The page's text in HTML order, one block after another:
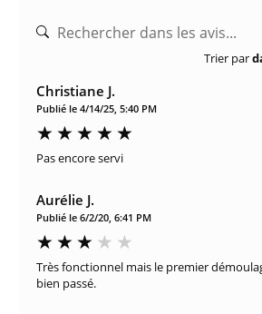
Trier par
Christiane J.
Publié le 4/14/25, 5:40 PM
Pas encore servi
Aurélie J.
Publié le 6/2/20, 6:41 PM
Très fonctionnel mais le premier
bien passé.